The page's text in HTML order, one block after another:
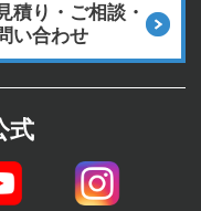
積り・ご相談・
い合わせ
式